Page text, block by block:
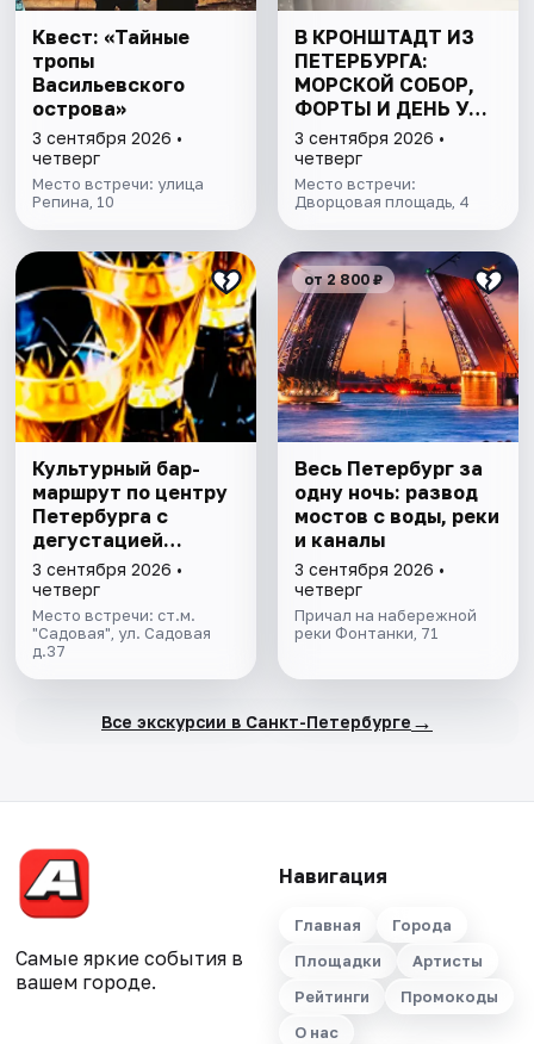
Квест: «Тайные
тропы
Васильевского
острова»
3 сентября 2026 •
четверг
Место встречи: улица
Репина, 10
В КРОНШТАДТ ИЗ
ПЕТЕРБУРГА:
МОРСКОЙ СОБОР,
ФОРТЫ И ДЕНЬ У
ФИНСКОГО ЗАЛИВА.
ВСЁ ВКЛЮЧЕНО
3 сентября 2026 •
четверг
Место встречи:
Дворцовая площадь, 4
Культурный бар-
маршрут по центру
Петербурга с
дегустацией
питерских настоек
3 сентября 2026 •
четверг
Место встречи: ст.м.
"Садовая", ул. Садовая
д.37
от 2 800 ₽
Весь Петербург за
одну ночь: развод
мостов с воды, реки
и каналы
3 сентября 2026 •
четверг
Причал на набережной
реки Фонтанки, 71
Все экскурсии в Санкт-Петербурге →
Самые яркие события в
вашем городе.
Навигация
Главная
Города
Площадки
Артисты
Рейтинги
Промокоды
О нас